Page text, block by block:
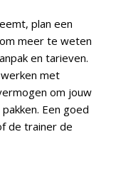
plan een
meer te weten
en tarieven.
met
om jouw
Een goed
de trainer de